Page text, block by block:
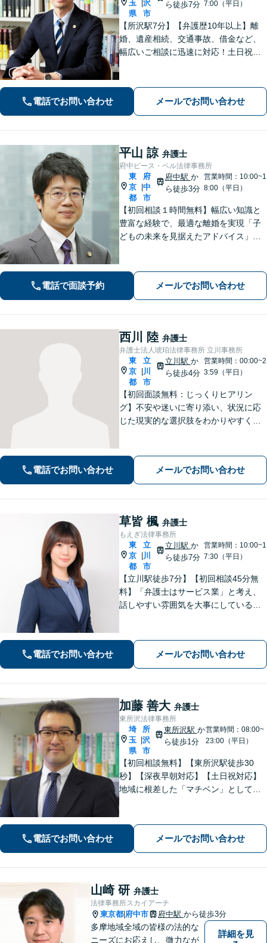
玉
県
沢
市
ら徒歩7分 7:00（平日）
【所沢駅7分】【弁護歴10年以上】離
婚、遺産相続、交通事故、借金など、
幅広いご相談に迅速に対応！土日祝夜
ください！【初回相談無料】
電話でお問い合わせ メールでお問い合わせ
平山 諒 弁護士
府中ピース・ベル法律事務所
東
京
都
府
中
市
府中駅 か
ら徒歩3分
営業時間：10:00~1
8:00（平日）
【初回相談１時間無料】幅広い知識と
豊富な経験で、最適な離婚を実現「子
どもの未来を見据えたアドバイス」
ラスメント対策措置をレクチャー。過
労死・過労自殺などの問題にも精通
【府中駅3分】
電話で面談予約 メールでお問い合わせ
西川 陸 弁護士
弁護士法人琥珀法律事務所 立川事務所
東
京
都
立
川
市
立川駅 か
ら徒歩4分
営業時間：00:00~2
3:59（平日）
【初回面談無料：じっくりヒアリン
グ】不安や迷いに寄り添い、状況に応
じた現実的な選択肢をわかりやすくご
対応】【電話・オンライン面談可】
電話でお問い合わせ メールでお問い合わせ
草皆 楓 弁護士
もえぎ法律事務所
東
京
都
立
川
市
立川駅 か
ら徒歩7分
営業時間：10:00~1
7:30（平日）
【立川駅徒歩7分】【初回相談45分無
料】「弁護士はサービス業」と考え、
話しやすい雰囲気を大事にしている事
を心がけています【離婚・男女問題／
相続・遺言／交通事故】
電話でお問い合わせ メールでお問い合わせ
加藤 善大 弁護士
東所沢法律事務所
埼
玉
県
所
沢
市
東所沢駅 か
ら徒歩1分
営業時間：08:00~
23:00（平日）
【初回相談無料】【東所沢駅徒歩30
秒】【深夜早朝対応】【土日祝対応】
地域に根差した「マチベン」として、
も承ります。リーズナブルな料金体系
をご提供しています。
電話でお問い合わせ メールでお問い合わせ
山崎 研 弁護士
法律事務所スカイアーチ
東京都 府中市 府中駅 から徒歩3分
多摩地域全域の皆様の法的な
ニーズにお応えし、微力なが
詳細を見